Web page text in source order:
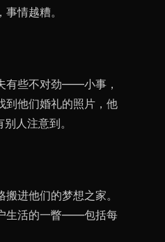
情越糟。
有些不对劲——小事，
到他们婚礼的照片，他
人注意到。
进他们的梦想之家。
生活的一瞥——包括每